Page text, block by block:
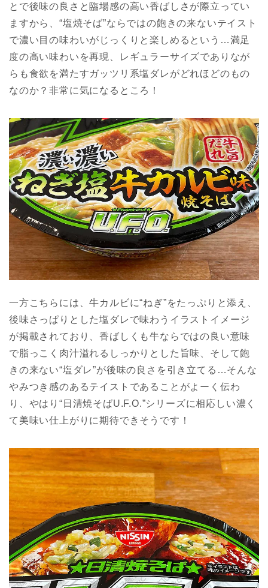
とで後味の良さと臨場感の高い香ばしさが際立ってい
ますから、“塩焼そば”ならではの飽きの来ないテイスト
で濃い目の味わいがじっくりと楽しめるという…満足
度の高い味わいを再現、レギュラーサイズでありなが
らも食欲を満たすガッツリ系塩ダレがどれほどのもの
なのか？非常に気になるところ！
一方こちらには、牛カルビに“ねぎ”をたっぷりと添え、
後味さっぱりとした塩ダレで味わうイラストイメージ
が掲載されており、香ばしくも牛ならではの良い意味
で脂っこく肉汁溢れるしっかりとした旨味、そして飽
きの来ない“塩ダレ”が後味の良さを引き立てる…そんな
やみつき感のあるテイストであることがよーく伝わ
り、やはり“日清焼そばU.F.O.”シリーズに相応しい濃く
て美味い仕上がりに期待できそうです！